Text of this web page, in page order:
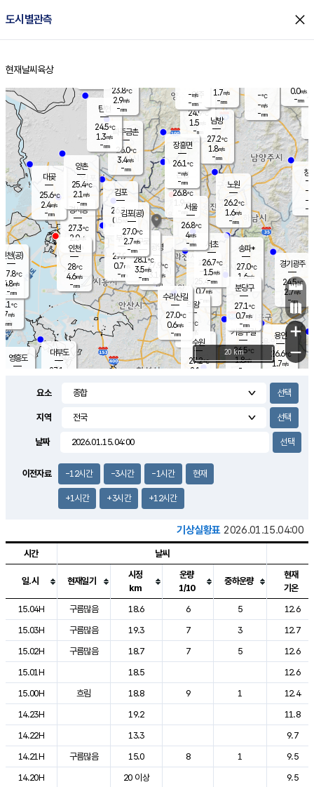
도시별관측 close
홈
현재날씨 육상
의도
℃
m/s
mm
영흥도
양주
24.9℃
1.5
-mm
과천
25.4℃
0.7m/s
- mm
용인
26.6℃
1.7m/s
경기광주
24.5℃
2.7m/s
-mm
1.9m/s
대부도
27.1
경서동
27.3℃
2.0m/s
-mm
파주금촌
26.0℃
3.4m/s
-mm
-℃
-m/s
-mm
대곶
25.6℃
2.4m/s
-mm
창
-
-m/
-
탄현
24.5℃
1.3m/s
-mm
0.0m/s
-mm
의왕
- ℃
m/s
mm
김포
26.7℃
0.5 m/s
mm
광명
27.9 ℃
3.1 m/s
-mm
부천
27.9℃
0.7m/s
-mm
양촌
25.4℃
2.1 m/s
-mm
구로
28.1℃
3.5m/s
-mm
은평
26.8℃
1.9 m/s
- mm
노원
26.2℃
1.6m/s
-mm
송파*
27.0℃
1.6m/s
-mm
서초
26.7℃
1.5m/s
-mm
남방
27.2℃
1.8m/s
-mm
기흥구갈
26.5℃
1.8m/s
-
수리산길
27.0℃
0.6m/s
-mm
분당구
27.1℃
0.7m/s
-mm
장흥면
26.1℃
-m/s
-mm
-m/s
-mm
인천(공)
27.8℃
4.8m/s
-mm
김포(공)
27.0℃
2.7m/s
-mm
수원
27.2℃
2.1 m/s
인천
28℃
4.6m/s
-mm
서울
26.8℃
4m/s
-mm
23.8℃
2.9m/s
-mm
1.7m/s
-mm
+
−
20 km
요소
지역
날짜
이전자료 -12시간 -3시간 -1시간 현재
+1시간 +3시간 +12시간
기상실황표 2026.01.15.04:00
도시별 기상실황표로 지점, 날씨, 기온, 강수, 바람, 기압등을 안내한 표입
시간 날씨
일.시 현재일기
시정
km
운량
1/10
중하운량
현재
기온
15.04H
구름많음 18.6 6 5
12.6
15.03H
구름많음 19.3 7 3
12.7
15.02H
구름많음 18.7 7 5
12.6
15.01H
18.5
12.6
15.00H
흐림 18.8 9 1
12.4
14.23H
19.2
11.8
14.22H
13.3
9.7
14.21H
구름많음 15.0 8 1
9.5
14.20H
20 이상
9.5